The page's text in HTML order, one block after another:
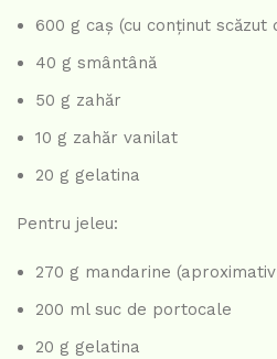
600 g caș (cu conținut scăzut
40 g smântână
50 g zahăr
10 g zahăr vanilat
20 g gelatina
Pentru jeleu:
270 g mandarine
200 ml suc de portocale
20 g gelatina